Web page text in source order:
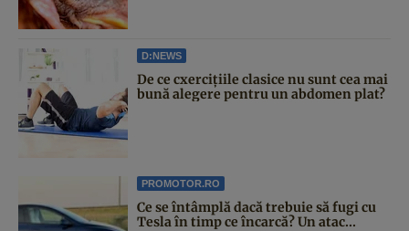
D:NEWS
De ce cxercițiile clasice nu sunt cea mai
bună alegere pentru un abdomen plat?
PROMOTOR.RO
Ce se întâmplă dacă trebuie să fugi cu
Tesla în timp ce încarcă? Un atac...